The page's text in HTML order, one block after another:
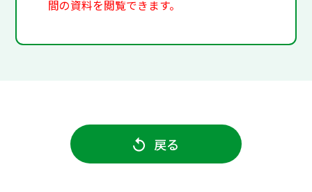
間の資料を閲覧できます。
戻る